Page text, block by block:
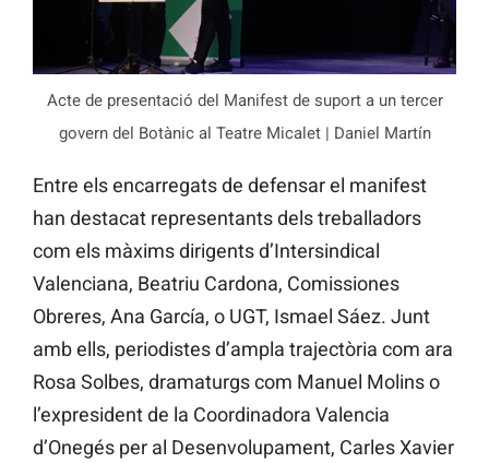
Acte de presentació del Manifest de suport a un tercer
govern del Botànic al Teatre Micalet | Daniel Martín
Entre els encarregats de defensar el manifest
han destacat representants dels treballadors
com els màxims dirigents d’Intersindical
Valenciana, Beatriu Cardona, Comissiones
Obreres, Ana García, o UGT, Ismael Sáez. Junt
amb ells, periodistes d’ampla trajectòria com ara
Rosa Solbes, dramaturgs com Manuel Molins o
l’expresident de la Coordinadora Valencia
d’Onegés per al Desenvolupament, Carles Xavier